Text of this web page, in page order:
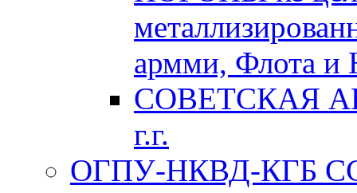
армми, Флота и
СОВЕТСКАЯ
г.г.
ОГПУ-НКВД-КГБ